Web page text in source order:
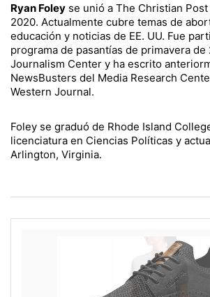
Ryan Foley se unió a The Christian
2020. Actualmente cubre temas de
educación y noticias de EE. UU. Fue
programa de pasantías de primavera de
Journalism Center y ha escrito
NewsBusters del Media Research
Western Journal.
Foley se graduó de Rhode Island
licenciatura en Ciencias Políticas y
Arlington, Virginia.